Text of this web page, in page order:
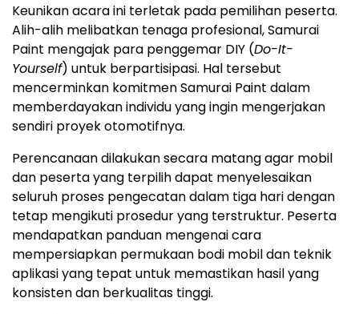
Keunikan acara ini terletak pada pemilihan peserta.
Alih-alih melibatkan tenaga profesional, Samurai
Paint mengajak para penggemar DIY (Do-It-
Yourself) untuk berpartisipasi. Hal tersebut
mencerminkan komitmen Samurai Paint dalam
memberdayakan individu yang ingin mengerjakan
sendiri proyek otomotifnya.
Perencanaan dilakukan secara matang agar mobil
dan peserta yang terpilih dapat menyelesaikan
seluruh proses pengecatan dalam tiga hari dengan
tetap mengikuti prosedur yang terstruktur. Peserta
mendapatkan panduan mengenai cara
mempersiapkan permukaan bodi mobil dan teknik
aplikasi yang tepat untuk memastikan hasil yang
konsisten dan berkualitas tinggi.